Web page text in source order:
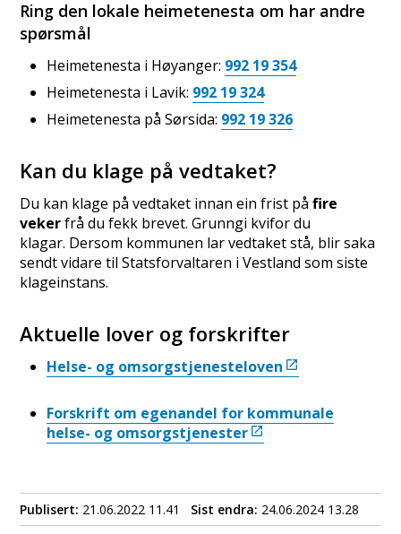
Ring den lokale heimetenesta om har andre
spørsmål
Heimetenesta i Høyanger: 992 19 354
Heimetenesta i Lavik: 992 19 324
Heimetenesta på Sørsida: 992 19 326
Kan du klage på vedtaket?
Du kan klage på vedtaket innan ein frist påfire
vekerfrå du fekk brevet. Grunngi kvifor du
klagar. Dersom kommunen lar vedtaket stå, blir saka
sendt vidare til Statsforvaltaren i Vestland som siste
klageinstans.
Aktuelle lover og forskrifter
Helse- og omsorgstjenesteloven
Forskrift om egenandel for kommunale
helse- og omsorgstjenester
Publisert 21.06.2022 11.41 Sist endra 24.06.2024 13.28